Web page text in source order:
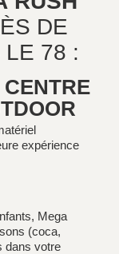
DE
LE 78 :
expérience
Mega
(coca,
dans votre